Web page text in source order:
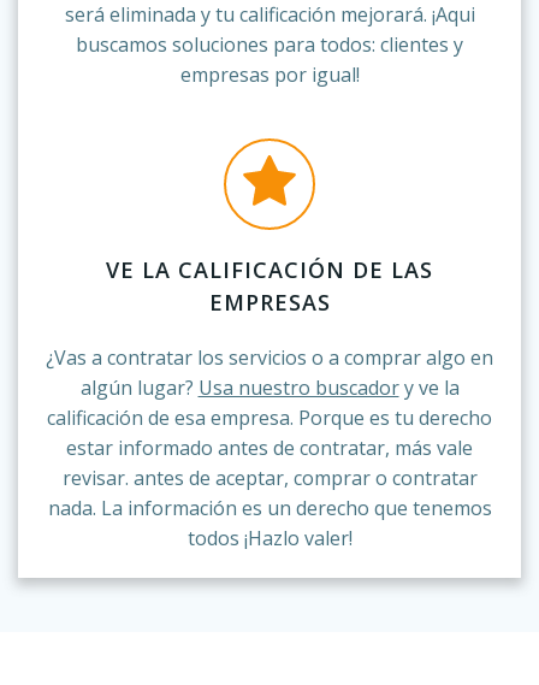
será eliminada y tu calificación mejorará. ¡Aqui
buscamos soluciones para todos: clientes y
empresas por igual!
VE LA CALIFICACIÓN DE LAS
EMPRESAS
¿Vas a contratar los servicios o a comprar algo en
algún lugar? Usa nuestro buscadory ve la
calificación de esa empresa. Porque es tu derecho
estar informado antes de contratar, más vale
revisar. antes de aceptar, comprar o contratar
nada. La información es un derecho que tenemos
todos ¡Hazlo valer!